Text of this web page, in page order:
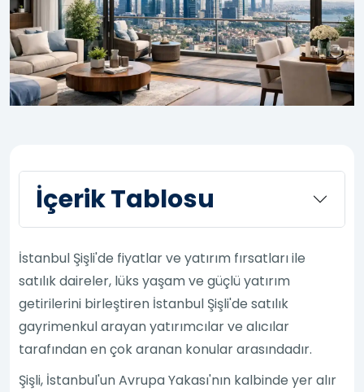
İçerik Tablosu
İstanbul Şişli'de fiyatlar ve yatırım fırsatları ile
satılık daireler, lüks yaşam ve güçlü yatırım
getirilerini birleştiren İstanbul Şişli'de satılık
gayrimenkul arayan yatırımcılar ve alıcılar
tarafından en çok aranan konular arasındadır.
Şişli, İstanbul'un Avrupa Yakası'nın kalbinde yer alır